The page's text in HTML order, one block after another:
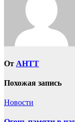
От AHTT
Похожая запись
Новости